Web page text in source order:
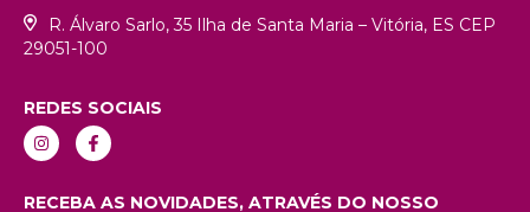
R. Álvaro Sarlo, 35 Ilha de Santa Maria – Vitória, ES CEP
29051-100
REDES SOCIAIS
RECEBA AS NOVIDADES, ATRAVÉS DO NOSSO